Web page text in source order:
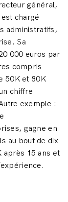
général,
chargé
administratifs,
Sa
000 euros par
compris
50K et 80K
chiffre
exemple :
gagne en
au bout de dix
après 15 ans et